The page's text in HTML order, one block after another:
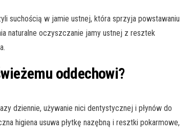
suchością w jamie ustnej, która sprzyja powstawaniu
naturalne oczyszczanie jamy ustnej z resztek
oddechowi?
dziennie, używanie nici dentystycznej i płynów do
higiena usuwa płytkę nazębną i resztki pokarmowe,